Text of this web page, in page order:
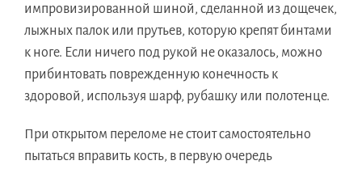
импровизированной шиной, сделанной из дощечек,
лыжных палок или прутьев, которую крепят бинтами
к ноге. Если ничего под рукой не оказалось, можно
прибинтовать поврежденную конечность к
здоровой, используя шарф, рубашку или полотенце.
При открытом переломе не стоит самостоятельно
пытаться вправить кость, в первую очередь